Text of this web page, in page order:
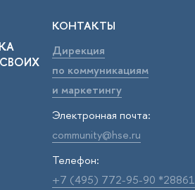
КОНТАКТЫ
Дирекция
по коммуникациям
и маркетингу
Электронная почта:
community@hse.ru
Телефон:
+7 (495) 772-95-90 *28861